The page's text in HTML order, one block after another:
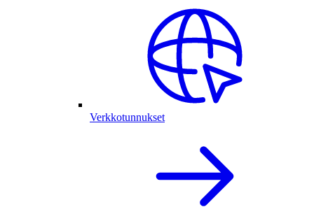
Verkkotunnukset